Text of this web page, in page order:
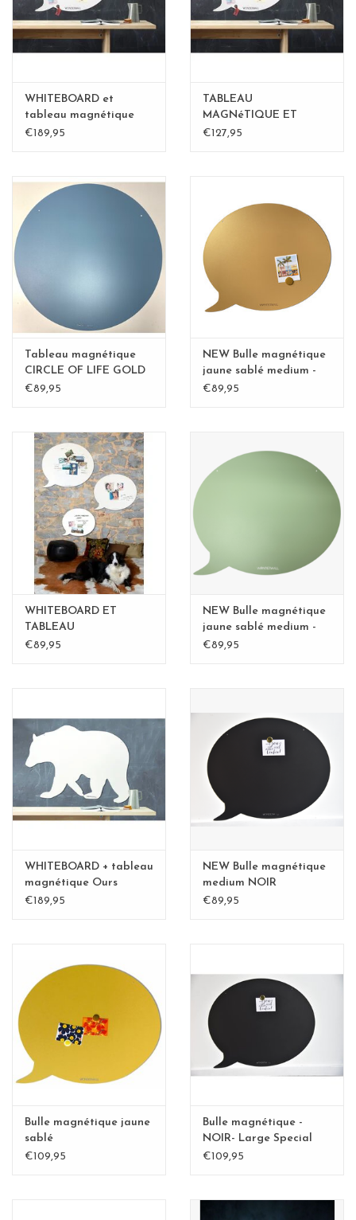
WHITEBOARD et
tableau magnétique
bulle XL
€189,95
TABLEAU
MAGNéTIQUE ET
WHITEBOARD BULLE
€127,95
Tableau magnétique
CIRCLE OF LIFE GOLD
50cm diam. - Copy -
€89,95
NEW Bulle magnétique
jaune sablé medium -
Copy
€89,95
WHITEBOARD ET
TABLEAU
MAGNETIQUE BULLE
€89,95
NEW Bulle magnétique
jaune sablé medium -
Copy - Copy - Copy
€89,95
WHITEBOARD + tableau
magnétique Ours
polaire XL-Special
€189,95
NEW Bulle magnétique
medium NOIR
€89,95
Bulle magnétique jaune
sablé
€109,95
Bulle magnétique -
NOIR- Large Special
collection
€109,95